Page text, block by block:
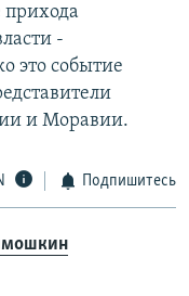
прихода
-
это событие
и Моравии.
Подпишитесь